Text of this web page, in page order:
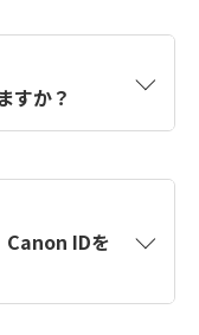
。アカウントを
情報を使用して
します。
すか？
Canon IDを